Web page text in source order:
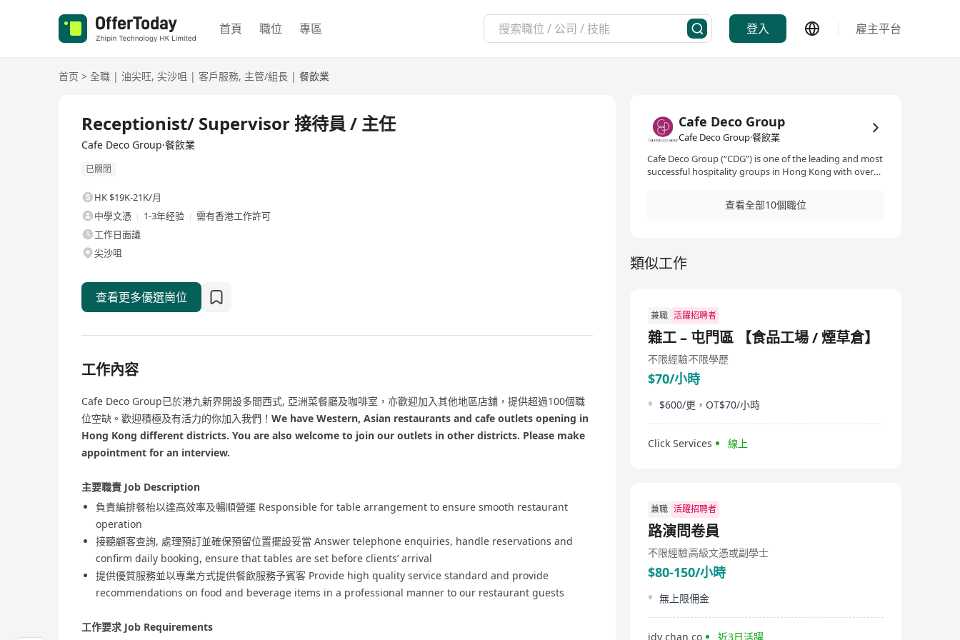
首頁 職位 專區 登入 雇主平台
首页 > 全職 | 油尖旺, 尖沙咀 | 客戶服務, 主管/組長 | 餐飲業
Receptionist/ Supervisor 接待員 / 主任
Cafe Deco Group·餐飲業
已關閉
HK $19K-21K/月
中學文憑
1-3年经验
需有香港工作許可
工作日面議
尖沙咀
查看更多優選崗位
工作內容
Cafe Deco Group已於港九新界開設多間西式, 亞洲菜餐廳及咖啡室，亦歡迎加入其他地區店舖，提供超過100個職
位空缺。歡迎積極及有活力的你加入我們！ We have Western, Asian restaurants and cafe outlets opening in
Hong Kong different districts. You are also welcome to join our outlets in other districts. Please make
appointment for an interview.
主要職責 Job Description
負責編排餐枱以達高效率及暢順營運 Responsible for table arrangement to ensure smooth restaurant
operation
接聽顧客查詢, 處理預訂並確保預留位置擺設妥當 Answer telephone enquiries, handle reservations and
confirm daily booking, ensure that tables are set before clients’ arrival
提供優質服務並以專業方式提供餐飲服務予賓客 Provide high quality service standard and provide
recommendations on food and beverage items in a professional manner to our restaurant guests
工作要求 Job Requirements
Cafe Deco Group
Cafe Deco Group·餐飲業
Cafe Deco Group (“CDG”) is one of the leading and most
successful hospitality groups in Hong Kong with over
success behind the group lies in its full dining
experience for all, including consistently high quality of
rapid business development, we are inviting energetic
team members to join us! Cafe Deco Group是香港屹立
的食品、多樣化的菜式、友善且富效率的服務、以及每間
團隊致力引入創新餐飲概念，及將具人氣的國際品牌帶進
香港，為食客提供精彩及完美的餐飲體驗。 Cafe Deco
Group已於港九新界開設多間西式, 亞洲菜餐廳及咖啡室，
提供超過100個職位空缺。歡迎積極及有活力的你加入我
查看全部10個職位
類似工作
兼職 活躍招聘者
雜工 – 屯門區 【食品工場 / 煙草倉】
不限經驗不限學歷
$70/小時
$600/更，OT$70/小時
Click Services 線上
兼職 活躍招聘者
路演問卷員
不限經驗高級文憑或副學士
$80-150/小時
無上限佣金
idy chan co 近3日活躍